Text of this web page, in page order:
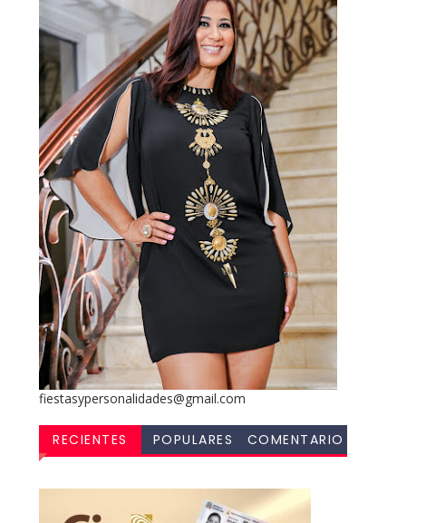
fiestasypersonalidades@gmail.com
RECIENTES POPULARES
COMENTARIO